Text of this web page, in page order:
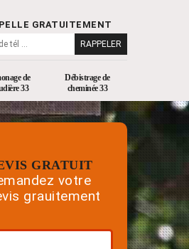
GRATUITEMENT
de
33
Débistrage de
cheminée 33
GRATUIT
votre
grauitement